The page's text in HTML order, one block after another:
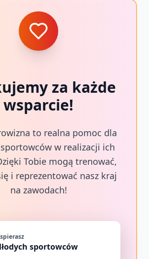
za każde
wsparcie!
to realna pomoc dla
w realizacji ich
Tobie mogą trenować,
i reprezentować nasz kraj
na zawodach!
sportowców